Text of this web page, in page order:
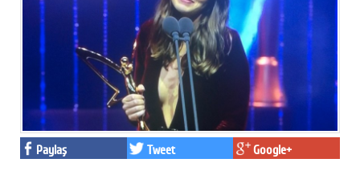
Paylaş Tweet Google+